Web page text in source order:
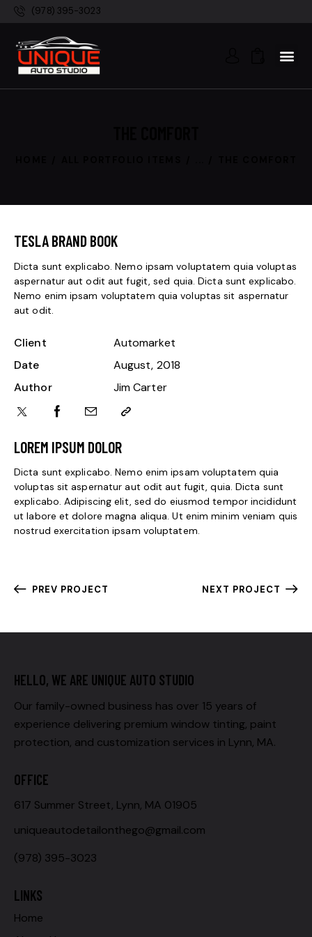
(978) 395-3023
LOREM IPSUM DOLOR
Dicta sunt explicabo. Nemo enim ipsam voluptatem quia
voluptas sit aspernatur aut odit aut fugit, quia. Dicta sunt
explicabo. Adipiscing elit, sed do eiusmod tempor incididunt
ut labore et dolore magna aliqua. Ut enim minim veniam quis
nostrud exercitation ipsam voluptatem.
TESLA BRAND BOOK
Dicta sunt explicabo. Nemo ipsam voluptatem quia voluptas
aspernatur aut odit aut fugit, sed quia. Dicta sunt explicabo.
Nemo enim ipsam voluptatem quia voluptas sit aspernatur
aut odit.
Client
Automarket
Date
August, 2018
Author
Jim Carter
PREV PROJECT NEXT PROJECT
HELLO, WE ARE UNIQUE AUTO STUDIO
Our family-owned business has over 15 years of
experience delivering premium window tinting, paint
protection, and customization services in Lynn, MA.
OFFICE
617 Summer Street, Lynn, MA 01905
uniqueautodetailonthego@gmail.com
(978) 395-3023
LINKS
Home